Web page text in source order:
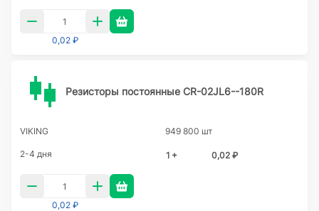
0,02 ₽
Резисторы постоянные CR-02JL6--180R
VIKING 949 800 шт
2-4 дня 1 + 0,02 ₽
0,02 ₽